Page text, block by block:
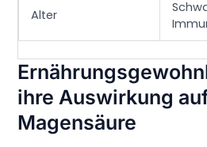
Alter
ihre Auswirkung
Magensäure